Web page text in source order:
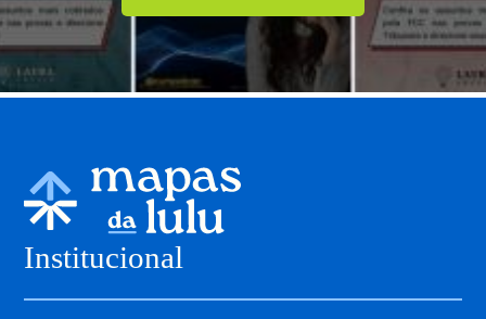
Institucional